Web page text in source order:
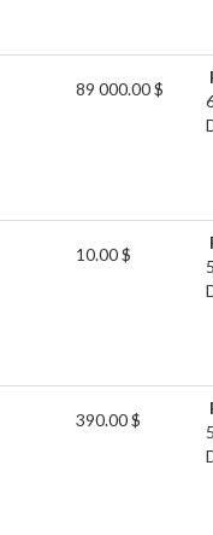
89 000.00 $
10.00 $
390.00 $